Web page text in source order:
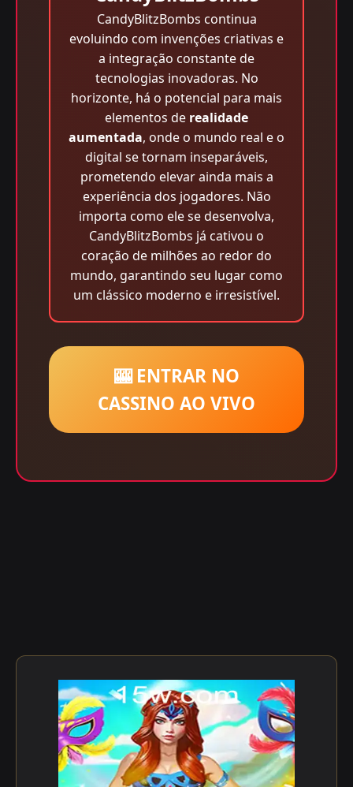
CandyBlitzBombs continua
evoluindo com invenções criativas e
a integração constante de
tecnologias inovadoras. No
horizonte, há o potencial para mais
elementos de realidade
aumentada, onde o mundo real e o
digital se tornam inseparáveis,
prometendo elevar ainda mais a
experiência dos jogadores. Não
importa como ele se desenvolva,
CandyBlitzBombs já cativou o
coração de milhões ao redor do
mundo, garantindo seu lugar como
um clássico moderno e irresistível.
🎰 ENTRAR NO
CASSINO AO VIVO